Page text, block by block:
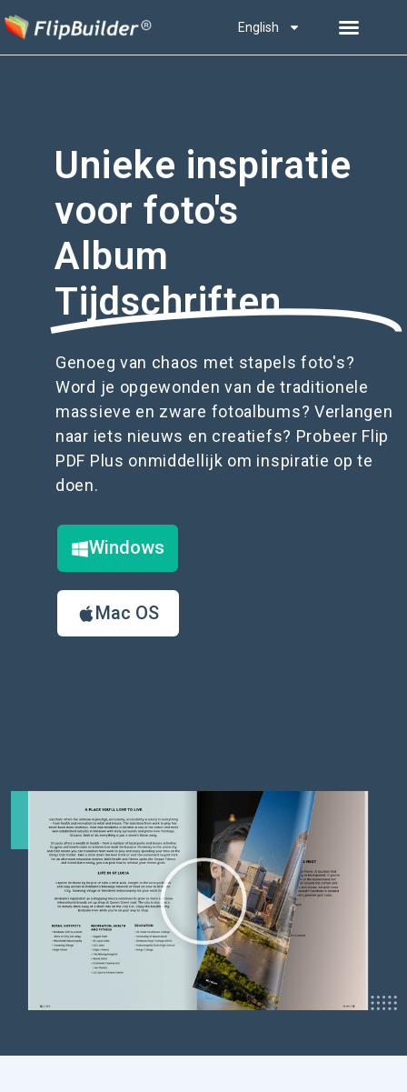
English
Unieke inspiratie
voor foto's
Album
Tijdschriften
Genoeg van chaos met stapels foto's?
Word je opgewonden van de traditionele
massieve en zware fotoalbums? Verlangen
naar iets nieuws en creatiefs? Probeer Flip
PDF Plus onmiddellijk om inspiratie op te
doen.
Windows
Mac OS